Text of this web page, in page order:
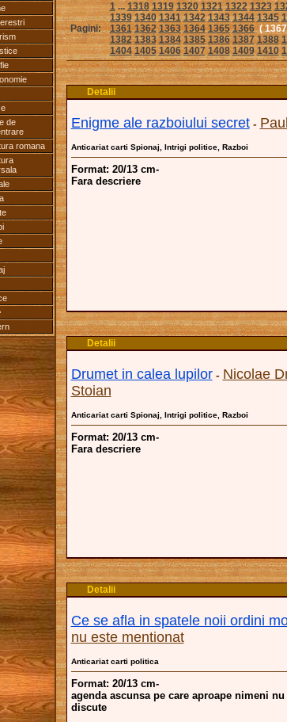
de
romana
Pagini:
1...1318 1319 1320 1321 1322 1323
1339 1340 1341 1342 1343 1344 1345
1361 1362 1363 1364 1365 1366 (
1382 1383 1384 1385 1386 1387 1388
1404 1405 1406 1407 1408 1409 1410
Detalii
Enigme ale razboiului secret-
Anticariat carti Spionaj, Intrigi politice, Razboi
Format: 20/13 cm-
Fara descriere
Detalii
Drumet in calea lupilor- Nicolae
Stoian
Anticariat carti Spionaj, Intrigi politice, Razboi
Format: 20/13 cm-
Fara descriere
Detalii
Ce se afla in spatele noii ordini
nu este mentionat
Anticariat carti politica
Format: 20/13 cm-
agenda ascunsa pe care aproape nimeni
discute